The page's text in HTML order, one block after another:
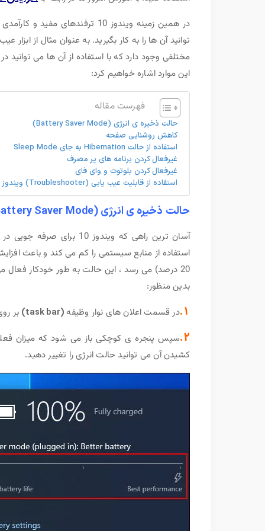
در همین زمینه ویندوز 10
توانید آن ها را به کار بگیرید. به عنوان مثال از
این موارد اشاره خواهیم کرد:
فهرست مقاله
حالت ذخیره ی انرژی (Battery Saver Mode)
کاهش روشنایی صفحه
استفاده از حالت Hibernation به جای Sleep Mode
غیرفعال کردن برنامه های پر مصرف
غیرفعال کردن بلوتوث و وای فای
استفاده از قابلیت عیب یابی (Troubleshooter) ویندوز 10
حالت ذخیره ی انرژی (Battery Saver Mode)
آسان ترین راهی که ویندوز 10 برای صرفه جویی در مصرف انرژی ارائه می دهد حالت
استفاده از منابع سیستمی را کم می کند و باعث
20 درصد) می رسد ، این حالت به طور خودکار
بدین منظور:
1. در قسمت اعلان های نوار وظیفه(task bar) بر
2. سپس پنجره ی کوچکی باز می شود که میزان فعلی
کشیدن آن می توانید حالت انرژی را تغییر دهید.